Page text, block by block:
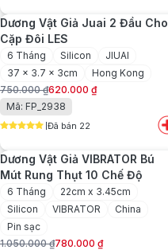
550.000 ₫.
là:
420.000 ₫.
Dương Vật Giả Juai 2 Đầu Cho
Cặp Đôi LES
6 Tháng Silicon
JIUAI
37 x 3.7 x 3cm
Hong Kong
750.000₫
Giá
gốc
là:
750.000 ₫.
620.000 ₫
Giá
hiện
tại
là:
620.000 ₫.
Mã: FP_2938
Đã bán 22
Dương Vật Giả VIBRATOR Bú
Mút Rung Thụt 10 Chế Độ
6 Tháng
22cm x 3.45cm
Silicon
VIBRATOR
China
Pin sạc
1.050.000₫780.000 ₫